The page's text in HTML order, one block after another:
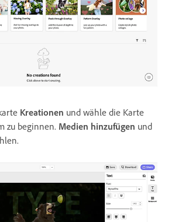
Kreationen und wähle die Karte
zu beginnen. Medien hinzufügen und